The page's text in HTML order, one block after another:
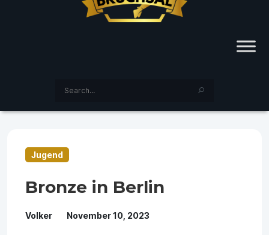
Jugend
Bronze in Berlin
Volker November 10, 2023